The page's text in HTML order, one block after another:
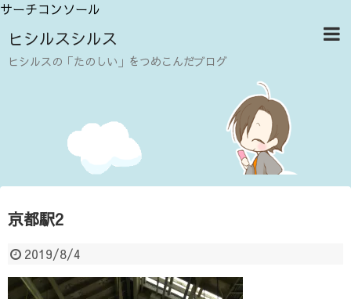
サーチコンソール
ヒシルスシルス
ヒシルスの「たのしい」をつめこんだブログ
京都駅2
2019/8/4